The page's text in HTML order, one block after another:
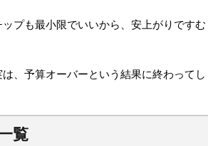
プも最小限でいいから、安上がりですむ
、予算オーバーという結果に終わってし
覧